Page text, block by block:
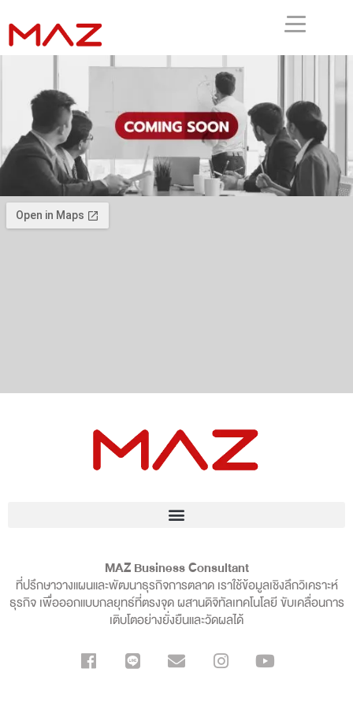
MAZ Business Consultant
ที่ปรึกษาวางแผนและพัฒนาธุรกิจการตลาด เราใช้ข้อมูลเชิงลึกวิเคราะห์
ธุรกิจ เพื่อออกแบบกลยุทธ์ที่ตรงจุด ผสานดิจิทัลเทคโนโลยี ขับเคลื่อนการ
เติบโตอย่างยั่งยืนและวัดผลได้